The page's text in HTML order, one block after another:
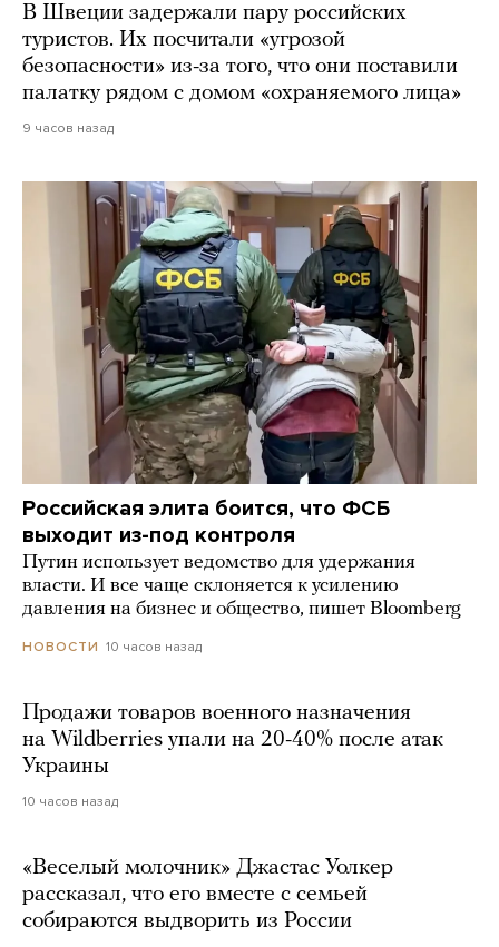
В Швеции задержали пару российских
туристов. Их посчитали «угрозой
безопасности» из-за того, что они поставили
палатку рядом с домом «охраняемого лица»
9 часов назад
Российская элита боится, что ФСБ
выходит из-под контроля
Путин использует ведомство для удержания
власти. И все чаще склоняется к усилению
давления на бизнес и общество, пишет Bloomberg
НОВОСТИ 10 часов назад
Продажи товаров военного назначения
на Wildberries упали на 20-40% после атак
Украины
10 часов назад
«Веселый молочник» Джастас Уолкер
рассказал, что его вместе с семьей
собираются выдворить из России